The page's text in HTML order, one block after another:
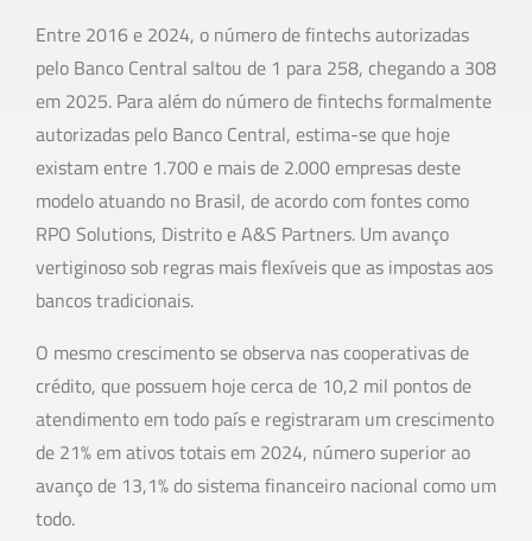
Entre 2016 e 2024, o número de fintechs autorizadas
pelo Banco Central saltou de 1 para 258, chegando a 308
em 2025. Para além do número de fintechs formalmente
autorizadas pelo Banco Central, estima-se que hoje
existam entre 1.700 e mais de 2.000 empresas deste
modelo atuando no Brasil, de acordo com fontes como
RPO Solutions, Distrito e A&S Partners. Um avanço
vertiginoso sob regras mais flexíveis que as impostas aos
bancos tradicionais.
O mesmo crescimento se observa nas cooperativas de
crédito, que possuem hoje cerca de 10,2 mil pontos de
atendimento em todo país e registraram um crescimento
de 21% em ativos totais em 2024, número superior ao
avanço de 13,1% do sistema financeiro nacional como um
todo.